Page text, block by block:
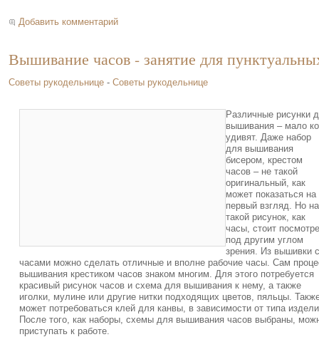
Добавить комментарий
Вышивание часов - занятие для
Советы рукодельнице - Советы рукодельнице
Различные рисунки
вышивания – мало
удивят. Даже набор
для вышивания
бисером, крестом
часов – не такой
оригинальный, как
может показаться на
первый взгляд. Но на
такой рисунок, как
часы, стоит
под другим углом
зрения. Из вышивки с
часами можно сделать отличные и вполне рабочие часы. Сам
вышивания крестиком часов знаком многим. Для этого потребуется
красивый рисунок часов и схема для вышивания к нему, а также
иголки, мулине или другие нитки подходящих цветов, пяльцы.
может потребоваться клей для канвы, в зависимости от типа
После того, как наборы, схемы для вышивания часов выбраны,
приступать к работе.